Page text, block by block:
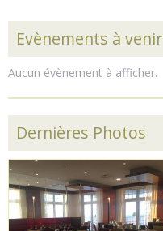
Evènements à venir
Aucun évènement à afficher.
Dernières Photos